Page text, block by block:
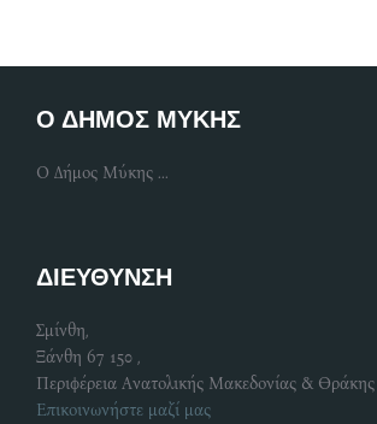
Ο ΔΗΜΟΣ ΜΥΚΗΣ
Ο Δήμος Μύκης ...
ΔΙΕΥΘΥΝΣΗ
Σμίνθη,
Ξάνθη 67 150 ,
Περιφέρεια Ανατολικής Μακεδονίας & Θράκης
Επικοινωνήστε μαζί μας